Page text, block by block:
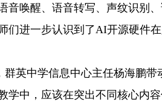
音唤醒、语音转写、声纹识别
们进一步认识到了AI开源硬件
英中学信息中心主任杨海鹏带
学中，应该在突出不同核心内